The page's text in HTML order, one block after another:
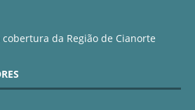
da Região de Cianorte